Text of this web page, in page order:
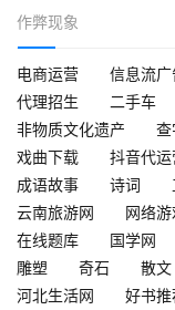
作弊现象
电商运营 信息流
代理招生
二手车
非物质文化遗产
戏曲下载
抖音代
成语故事
诗词
云南旅游网
网络
在线题库
国学网
雕塑
奇石 散文
河北生活网
好书